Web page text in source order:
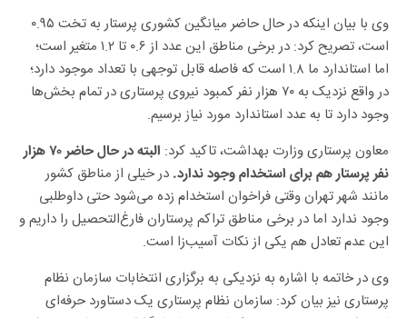
وی با بیان اینکه در حال حاضر میانگین کشوری پرستار به تخت ۰.۹۵
است، تصریح کرد: در برخی مناطق این عدد از ۰.۶ تا ۱.۲ متغیر است؛
اما استاندارد ما ۱.۸ است که فاصله قابل توجهی با تعداد موجود دارد؛
در واقع نزدیک به ۷۰ هزار نفر کمبود نیروی پرستاری در تمام بخش‌ها
وجود دارد تا به عدد استاندارد مورد نیاز برسیم.
معاون پرستاری وزارت بهداشت،‌ تاکید کرد:
البته در حال حاضر ۷۰ هزار
نفر پرستار هم برای استخدام وجود ندارد. در خیلی از مناطق کشور
مانند شهر تهران وقتی فراخوان استخدام زده می‌شود حتی داوطلبی
وجود ندارد اما در برخی مناطق تراکم پرستاران فارغ‌التحصیل را داریم و
این عدم تعادل هم یکی از نکات آسیب‌زا است.
وی در خاتمه با اشاره به نزدیکی به برگزاری انتخابات سازمان نظام
پرستاری نیز بیان کرد: سازمان نظام پرستاری یک دستاورد حرفه‌ای